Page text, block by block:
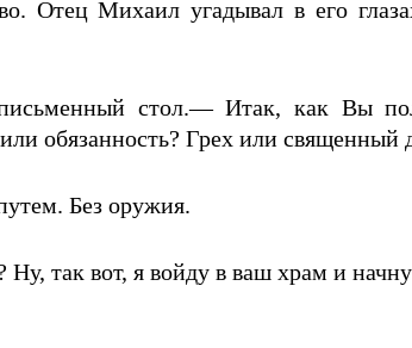
Михаил угадывал в его
стол.— Итак, как Вы
обязанность? Грех или священный
Без оружия.
так вот, я войду в ваш храм и